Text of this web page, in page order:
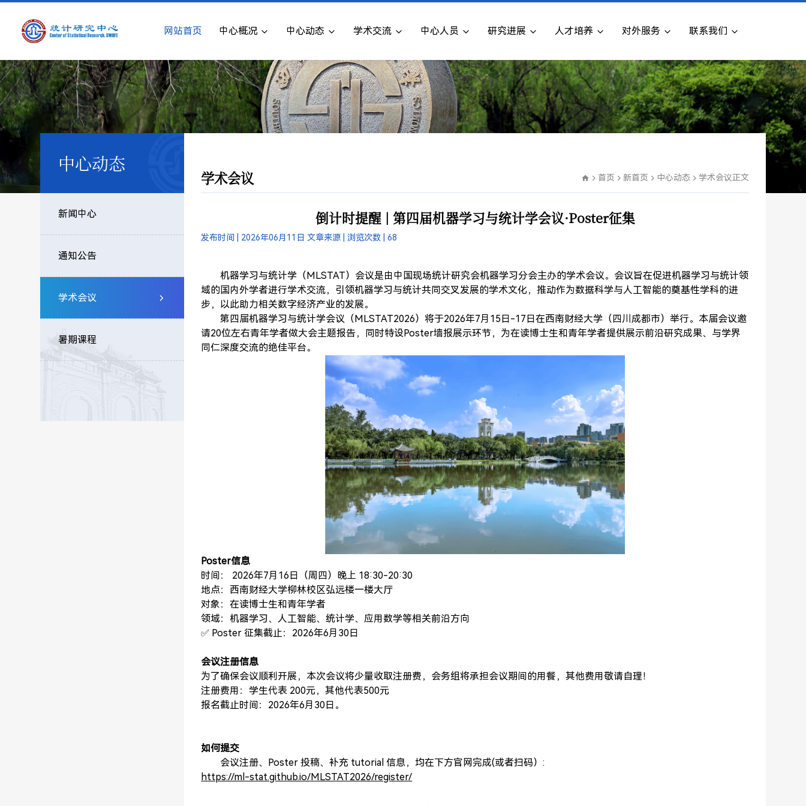
网站首页 中心概况 中心动态 学术交流 中心人员 研究进展 人才培养 对外服务 联系我们
中心动态
新闻中心
通知公告
学术会议
暑期课程
学术会议 首页 新首页 中心动态 学术会议正文
倒计时提醒 | 第四届机器学习与统计学会议·Poster征集
发布时间 | 2026年06月11日 文章来源 |浏览次数 |68
机器学习与统计学（MLSTAT）会议是由中国现场统计研究会机器学习分会主办的学术会议。会议旨在促进机器学习与统计领
域的国内外学者进行学术交流，引领机器学习与统计共同交叉发展的学术文化，推动作为数据科学与人工智能的奠基性学科的进
步，以此助力相关数字经济产业的发展。
第四届机器学习与统计学会议（MLSTAT2026）将于2026年7月15日-17日在西南财经大学（四川成都市）举行。本届会议邀
请20位左右青年学者做大会主题报告，同时特设Poster墙报展示环节，为在读博士生和青年学者提供展示前沿研究成果、与学界
同仁深度交流的绝佳平台。
Poster信息
时间： 2026年7月16日（周四）晚上 18:30-20:30
地点：西南财经大学柳林校区弘远楼一楼大厅
对象：在读博士生和青年学者
领域：机器学习、人工智能、统计学、应用数学等相关前沿方向
✅ Poster 征集截止：2026年6月30日
会议注册信息
为了确保会议顺利开展，本次会议将少量收取注册费，会务组将承担会议期间的用餐，其他费用敬请自理！
注册费用：学生代表 200元，其他代表500元
报名截止时间：2026年6月30日。
如何提交
会议注册、Poster 投稿、补充 tutorial 信息，均在下方官网完成(或者扫码）:
https://ml-stat.github.io/MLSTAT2026/register/